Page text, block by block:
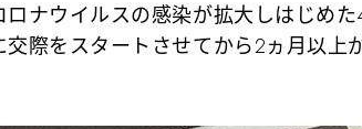
ナウイルスの感染が拡大しはじめた
際をスタートさせてから2ヵ月以上